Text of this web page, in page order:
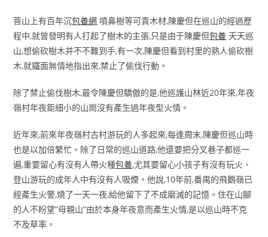
菩山上有百年沉包養網 噴鼻樹等可貴木材,陳慶但在巡山的經過歷
程中,就曾發明有人打起了樹木的主張,只是由于陳慶但包養 天天巡
山,想偷砍樹木并不不難到手,有一次,陳慶但看到村里的熟人偷砍樹
木,就鐵面無情地指出來,禁止了偷伐行動。
除了禁止偷伐樹木,最令陳慶但驕傲的是,他巡護山林近20年來,年夜
嶺村年夜鉅細小的山崗沒有產生過年夜型火情。
近年來,前來年夜嶺村古村游玩的人多起來,每逢周末,陳慶但巡山時
也是以加倍繁忙。除了日常的巡山道路,他還要把分叉巷子都巡一
遍,重要留心有沒有人帶火種包養,尤其要留心小孩子有沒有玩火、
登山游玩的成年人中有沒有人吸煙。他說,10年前,番禺的飛鵝嶺已
經產生火警,燒了一天一夜,給他留下了不成磨滅的記憶。住在山腳
的人不盼望“母親山”由於本身年夜意而產生火情,是以巡山時不克
不及草率。